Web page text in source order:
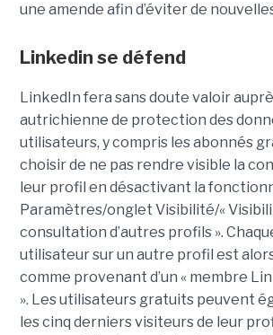
une amende afin d’éviter de
Linkedin se défend
LinkedIn fera sans doute valoir
autrichienne de protection des
utilisateurs, y compris les abonnés
choisir de ne pas rendre visible la
leur profil en désactivant la
Paramètres/onglet Visibilité/«
consultation d’autres profils ».
utilisateur sur un autre profil est
comme provenant d’un « membre
». Les utilisateurs gratuits peuvent
les cinq derniers visiteurs de leur